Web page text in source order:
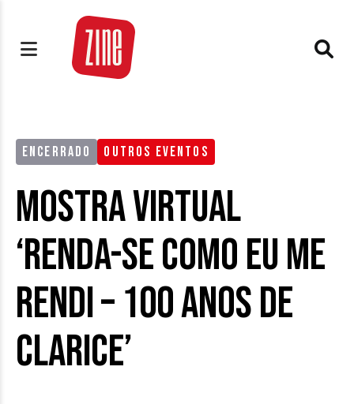
ENCERRADO OUTROS EVENTOS
Mostra Virtual
‘Renda-se como eu me
rendi – 100 anos de
Clarice’